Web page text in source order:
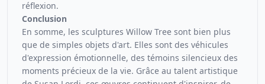
réflexion.
Conclusion
En somme, les sculptures Willow Tree sont bien plus
que de simples objets d'art. Elles sont des véhicules
d'expression émotionnelle, des témoins silencieux des
moments précieux de la vie. Grâce au talent artistique